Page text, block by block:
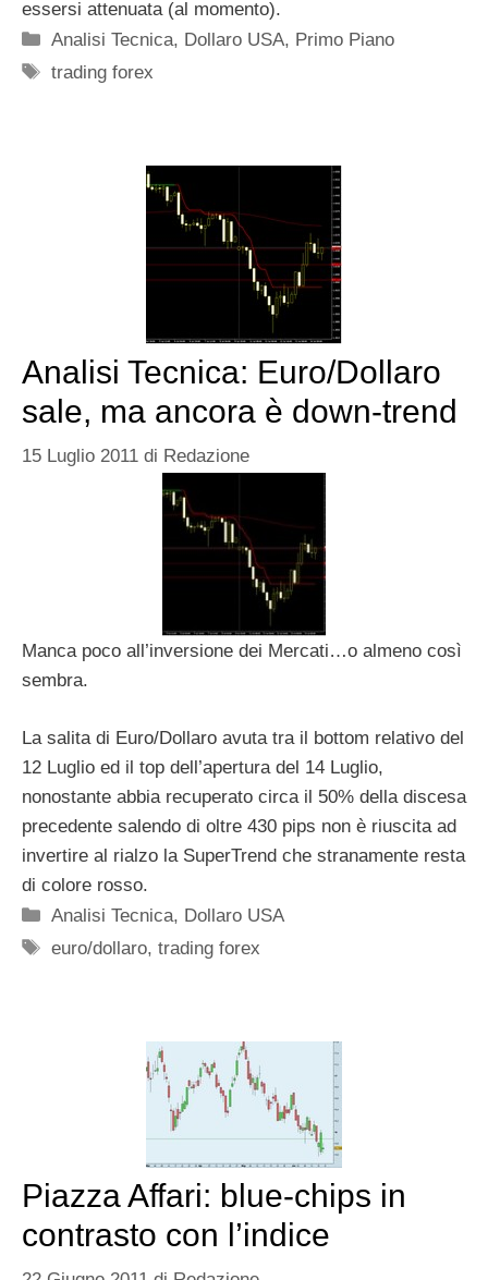
essersi attenuata (al momento).
Categorie
Analisi Tecnica, Dollaro USA, Primo Piano
Tag
trading forex
Analisi Tecnica: Euro/Dollaro
sale, ma ancora è down-trend
15 Luglio 2011 di Redazione
Manca poco all’inversione dei Mercati…o almeno così
sembra.
La salita di Euro/Dollaro avuta tra il bottom relativo del
12 Luglio ed il top dell’apertura del 14 Luglio,
nonostante abbia recuperato circa il 50% della discesa
precedente salendo di oltre 430 pips non è riuscita ad
invertire al rialzo la SuperTrend che stranamente resta
di colore rosso.
Categorie
Analisi Tecnica, Dollaro USA
Tag
euro/dollaro,trading forex
Piazza Affari: blue-chips in
contrasto con l’indice